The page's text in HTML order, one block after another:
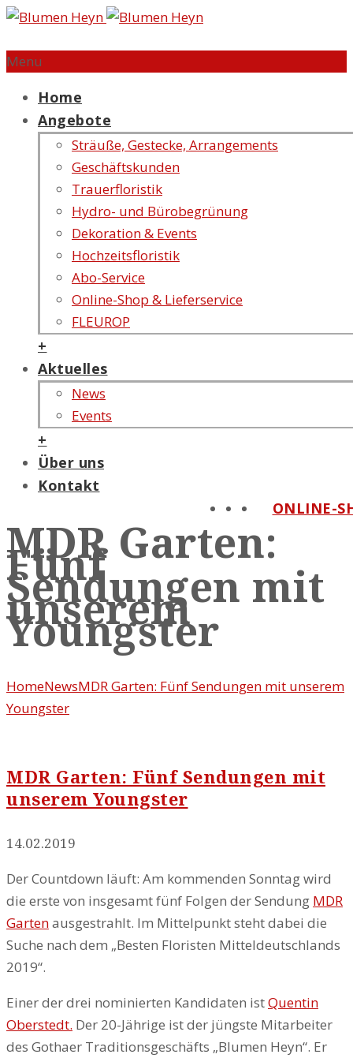
Menu
Home
Angebote
Sträuße, Gestecke, Arrangements
Geschäftskunden
Trauerfloristik
Hydro- und Bürobegrünung
Dekoration & Events
Hochzeitsfloristik
Abo-Service
Online-Shop & Lieferservice
FLEUROP
+
Aktuelles
News
Events
+
Über uns
Kontakt
ONLINE-
MDR Garten:
Fünf
Sendungen mit
unserem
Youngster
HomeNewsMDR Garten: Fünf Sendungen mit unserem
Youngster
MDR Garten: Fünf Sendungen mit
unserem Youngster
14.02.2019
Der Countdown läuft: Am kommenden Sonntag wird
die erste von insgesamt fünf Folgen der Sendung MDR
Gartenausgestrahlt. Im Mittelpunkt steht dabei die
Suche nach dem „Besten Floristen Mitteldeutschlands
2019“.
Einer der drei nominierten Kandidaten istQuentin
Oberstedt. Der 20-Jährige ist der jüngste Mitarbeiter
des Gothaer Traditionsgeschäfts „Blumen Heyn“. Er